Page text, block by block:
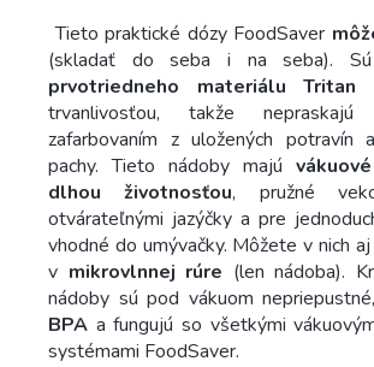
Tieto praktické dózy FoodSaver
(skladať do seba i na seba).
prvotriedneho materiálu Tritan
trvanlivosťou, takže
zafarbovaním z uložených potravín
pachy. Tieto nádoby majú
dlhou životnosťou, pružné
otvárateľnými jazýčky a pre
vhodné do umývačky. Môžete v nich
v mikrovlnnej rúre (len nádoba).
nádoby sú pod vákuom nepriepustné,
BPA a fungujú so všetkými
systémami FoodSaver.